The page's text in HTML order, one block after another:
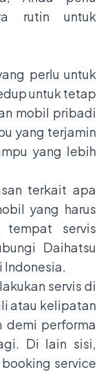
rutin untuk
perlu untuk
untuk tetap
mobil pribadi
yang terjamin
yang lebih
terkait apa
yang harus
tempat servis
Daihatsu
Indonesia.
servis di
atau kelipatan
demi performa
Di lain sisi,
service